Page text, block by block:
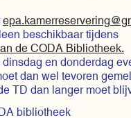
beschikbaar tijdens
de CODA Bibliotheek.
en donderdag
dan wel tevoren
TD dan langer moet
bibliotheek